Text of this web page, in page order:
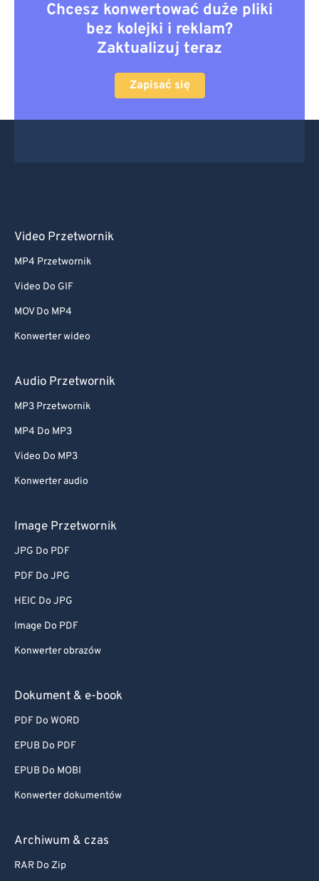
Chcesz konwertować duże pliki
bez kolejki i reklam?
Zaktualizuj teraz
Zapisać się
Video Przetwornik
MP4 Przetwornik
Video Do GIF
MOV Do MP4
Konwerter wideo
Audio Przetwornik
MP3 Przetwornik
MP4 Do MP3
Video Do MP3
Konwerter audio
Image Przetwornik
JPG Do PDF
PDF Do JPG
HEIC Do JPG
Image Do PDF
Konwerter obrazów
Dokument & e-book
PDF Do WORD
EPUB Do PDF
EPUB Do MOBI
Konwerter dokumentów
Archiwum & czas
RAR Do Zip